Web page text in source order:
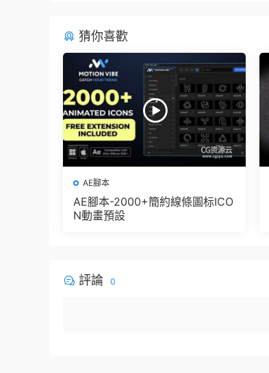
猜你喜歡
AE腳本
AE腳本-2000+簡約線條圖标ICO
N動畫預設
評論 0